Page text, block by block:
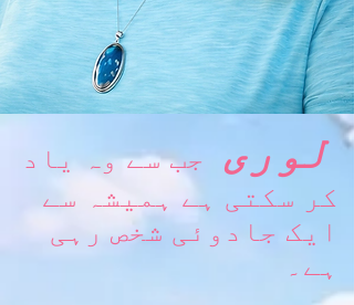
لوری
جب سے وہ یاد
کر سکتی ہے ہمیشہ سے
ایک جادوئی شخص رہی
ہے۔